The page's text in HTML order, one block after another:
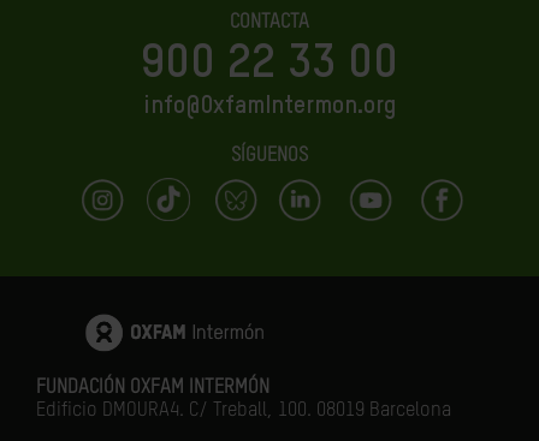
CONTACTA
900 22 33 00
info@OxfamIntermon.org
SÍGUENOS
FUNDACIÓN OXFAM INTERMÓN
Edificio DMOURA4. C/ Treball, 100. 08019 Barcelona